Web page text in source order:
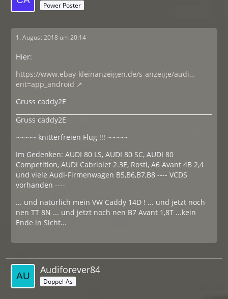
Power Poster
1. August 2018 um 20:14
Hier:
https://www.ebay-kleinanzeigen.de/s-anzeige/audi…
ent=app_android
Gruss caddy2E
Gruss caddy2E
~~~~~ knitterfreien Flug !!! ~~~~~
Im Gedenken: AUDI 80 LS, AUDI 80 SC, AUDI 80
Competition, AUDI Cabriolet 2.3E, Rosti, A6 Avant 4B 2,4
und viele Audi-Firmenwagen B5,B6,B7,B8 ---- VCDS
vorhanden ----
... und natürlich mein VW Caddy 14D ! ... und jetzt noch
nen TT 8N ... und jetzt noch nen B7 Avant 1,8T ...kein
Ende in Sicht...
Audiforever84
Doppel-As